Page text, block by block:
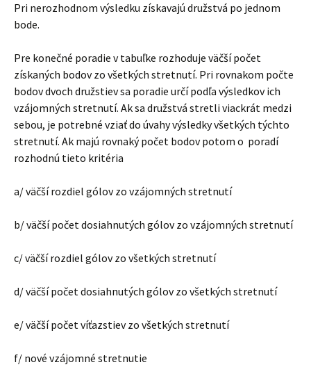
Pri nerozhodnom výsledku získavajú družstvá po jednom
bode.
Pre konečné poradie v tabuľke rozhoduje väčší počet
získaných bodov zo všetkých stretnutí. Pri rovnakom počte
bodov dvoch družstiev sa poradie určí podľa výsledkov ich
vzájomných stretnutí. Ak sa družstvá stretli viackrát medzi
sebou, je potrebné vziať do úvahy výsledky všetkých týchto
stretnutí. Ak majú rovnaký počet bodov potom o poradí
rozhodnú tieto kritéria
a/ väčší rozdiel gólov zo vzájomných stretnutí
b/ väčší počet dosiahnutých gólov zo vzájomných stretnutí
c/ väčší rozdiel gólov zo všetkých stretnutí
d/ väčší počet dosiahnutých gólov zo všetkých stretnutí
e/ väčší počet víťazstiev zo všetkých stretnutí
f/ nové vzájomné stretnutie